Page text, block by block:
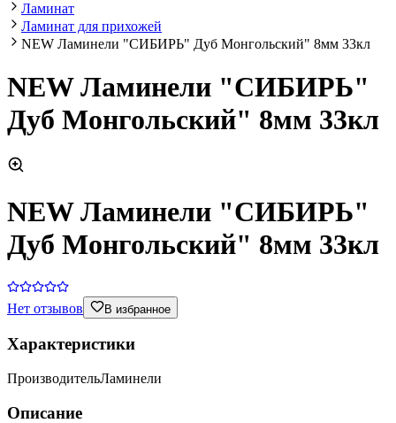
Ламинат
Ламинат для прихожей
NEW Ламинели "СИБИРЬ" Дуб Монгольский" 8мм 33кл
NEW Ламинели "СИБИРЬ"
Дуб Монгольский" 8мм 33кл
NEW Ламинели "СИБИРЬ"
Дуб Монгольский" 8мм 33кл
Нет отзывов В избранное
Характеристики
ПроизводительЛаминели
Описание